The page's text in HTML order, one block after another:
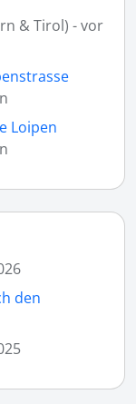
& Tirol) - vor
Loipen
den